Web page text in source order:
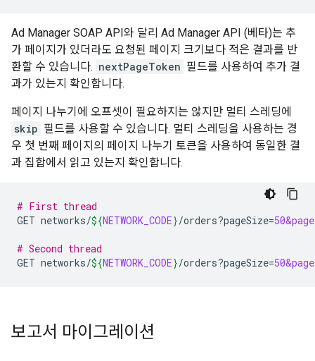
Ad Manager SOAP API와 달리 Ad Manager API (베타)는 추
가 페이지가 있더라도 요청된 페이지 크기보다 적은 결과를 반
환할 수 있습니다. nextPageToken 필드를 사용하여 추가 결
과가 있는지 확인합니다.
페이지 나누기에 오프셋이 필요하지는 않지만 멀티 스레딩에
skip 필드를 사용할 수 있습니다. 멀티 스레딩을 사용하는 경
우 첫 번째 페이지의 페이지 나누기 토큰을 사용하여 동일한 결
과 집합에서 읽고 있는지 확인합니다.
# First thread
GET networks/${NETWORK_CODE}/orders?pageSize=
# Second thread
GET networks/${NETWORK_CODE}/orders?pageSize=
보고서 마이그레이션